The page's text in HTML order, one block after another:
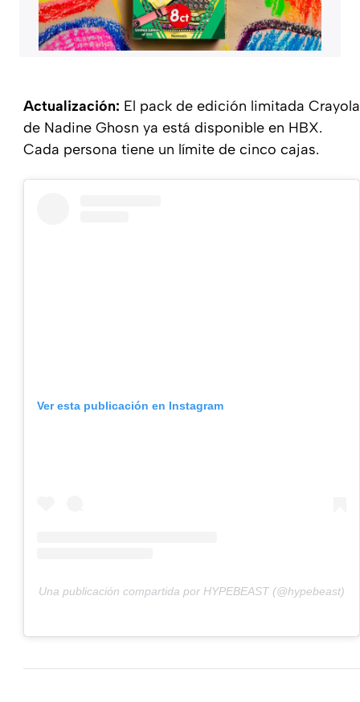
Actualización: El pack de edición limitada Crayola
de Nadine Ghosn ya está disponible en HBX.
Cada persona tiene un límite de cinco cajas.
Ver esta publicación en Instagram
Una publicación compartida por HYPEBEAST (@hypebeast)